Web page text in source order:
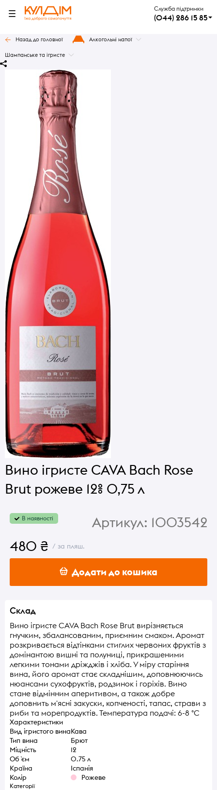
Служба підтримки
(044) 286 15 85
Назад до головної Алкогольні напої
Шампанське та ігристе
Вино ігристе CAVA Bach Rose
Brut рожеве 12% 0,75 л
В наявності Артикул: 1003542
480 ₴ / за пляш.
Додати до кошика
Склад
Вино ігристе CAVA Bach Rose Brut вирізняється
гнучким, збалансованим, приємним смаком. Аромат
розкривається відтінками стиглих червоних фруктів з
домінантою вишні та полуниці, прикрашеними
легкими тонами дріжджів і хліба. У міру старіння
вина, його аромат стає складнішим, доповнюючись
нюансами сухофруктів, родзинок і горіхів. Вино
стане відмінним аперитивом, а також добре
доповнить м'ясні закуски, копченості, тапас, страви з
риби та морепродуктів. Температура подачі: 6-8 °C
Характеристики
Вид ігристого винаКава
Тип вина
Брют
Міцність
12
Об `єм
0.75 л
Країна
Іспанія
Колір
Рожеве
Категорії